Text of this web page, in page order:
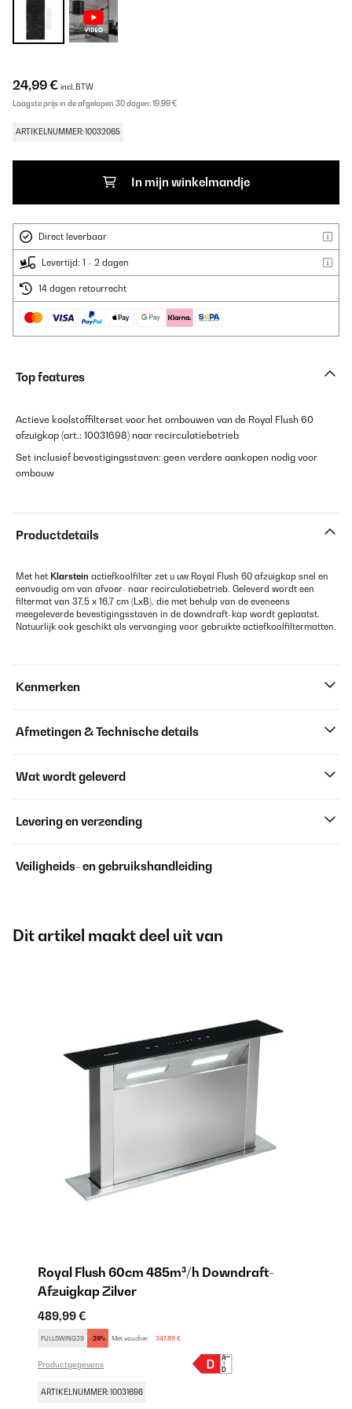
24,99 € incl. BTW
Laagste prijs in de afgelopen 30 dagen:19,99 €
ARTIKELNUMMER: 10032065
In mijn winkelmandje
Direct leverbaar
Levertijd: 1 - 2 dagen
14 dagen retourrecht
Top features
Actieve koolstoffilterset voor het ombouwen van de Royal Flush 60
afzuigkap (art.: 10031698) naar recirculatiebetrieb
Set inclusief bevestigingsstaven: geen verdere aankopen nodig voor
ombouw
Productdetails
Met het Klarstein actiefkoolfilter zet u uw Royal Flush 60 afzuigkap snel en
eenvoudig om van afvoer- naar recirculatiebetrieb. Geleverd wordt een
filtermat van 37,5 x 16,7 cm (LxB), die met behulp van de eveneens
meegeleverde bevestigingsstaven in de downdraft-kap wordt geplaatst.
Natuurlijk ook geschikt als vervanging voor gebruikte actiefkoolfiltermatten.
Kenmerken
Afmetingen & Technische details
Wat wordt geleverd
Levering en verzending
Veiligheids- en gebruikshandleiding
Dit artikel maakt deel uit van
Royal Flush 60cm 485m³/h Downdraft-
Afzuigkap Zilver
489,99 €
FULLSWING29 -29% Met voucher: 347,89 €
Productgegevens
ARTIKELNUMMER: 10031698